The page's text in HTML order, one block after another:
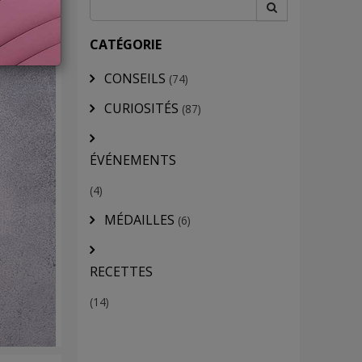
CATÉGORIE
CONSEILS (74)
CURIOSITÉS (87)
ÉVÉNEMENTS
(4)
MÉDAILLES (6)
RECETTES
(14)